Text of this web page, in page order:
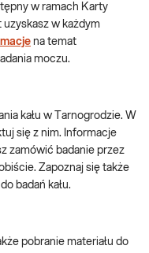
w ramach Karty
uzyskasz w każdym
na temat
moczu.
kału w Tarnogrodzie. W
się z nim. Informacje
zamówić badanie przez
Zapoznaj się także
badań kału.
pobranie materiału do